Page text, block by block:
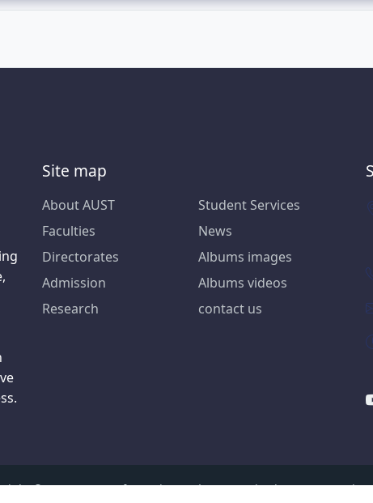
Site map
About AUST
Faculties
Directorates
Admission
Research
Student Services
News
Albums images
Albums videos
contact us
© AUST 2026, Information and Communication Systems